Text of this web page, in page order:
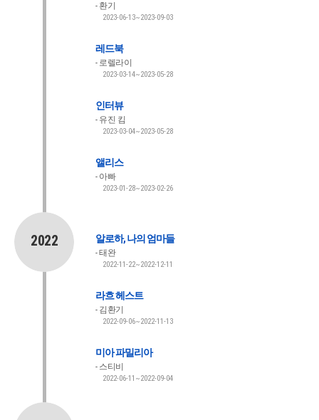
환기
2023-06-13~2023-09-03
레드북
로렐라이
2023-03-14~2023-05-28
인터뷰
유진 킴
2023-03-04~2023-05-28
앨리스
아빠
2023-01-28~2023-02-26
2022 알로하, 나의 엄마들
태완
2022-11-22~2022-12-11
라흐 헤스트
김환기
2022-09-06~2022-11-13
미아 파밀리아
스티비
2022-06-11~2022-09-04